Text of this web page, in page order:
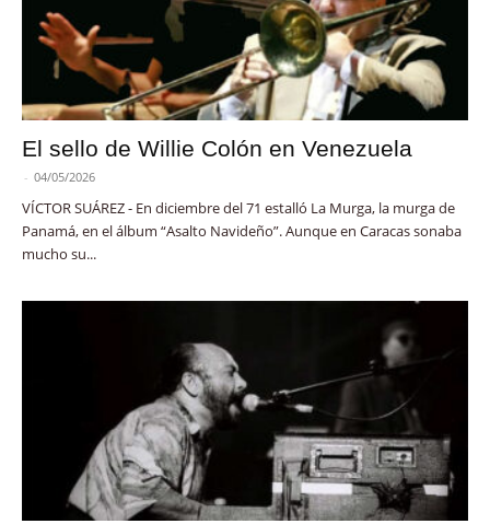
El sello de Willie Colón en Venezuela
- 04/05/2026
VÍCTOR SUÁREZ - En diciembre del 71 estalló La Murga, la murga de
Panamá, en el álbum “Asalto Navideño”. Aunque en Caracas sonaba
mucho su...